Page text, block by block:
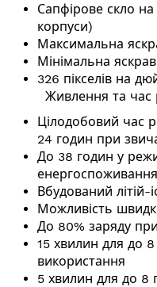
Сапфірове скло на
корпуси)
Максимальна
Мінімальна
326 пікселів на
Живлення та час
Цілодобовий час
24 годин при
До 38 годин у
енергоспоживання
Вбудований
Можливість
До 80% заряду
15 хвилин для до
використання
5 хвилин для до 8